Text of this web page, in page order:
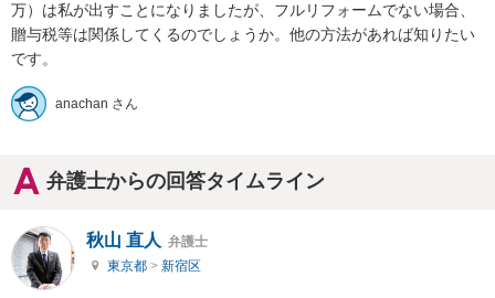
万）は私が出すことになりましたが、フルリフォームでない場合、
贈与税等は関係してくるのでしょうか。他の方法があれば知りたい
です。
anachan さん
弁護士からの回答タイムライン
秋山 直人 弁護士
東京都 > 新宿区